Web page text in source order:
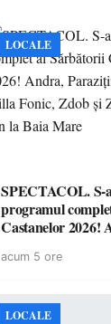
LOCALE
SPECTACOL. S-
programul
Castanelor 2026!
Fonic, Zdob și
acum 5 ore
LOCALE